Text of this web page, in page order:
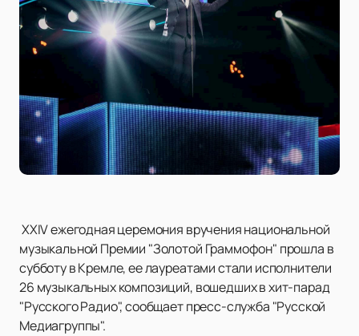
XXIV ежегодная церемония вручения национальной
музыкальной Премии "Золотой Граммофон" прошла в
субботу в Кремле, ее лауреатами стали исполнители
26 музыкальных композиций, вошедших в хит-парад
"Русского Радио", сообщает пресс-служба "Русской
Медиагруппы".